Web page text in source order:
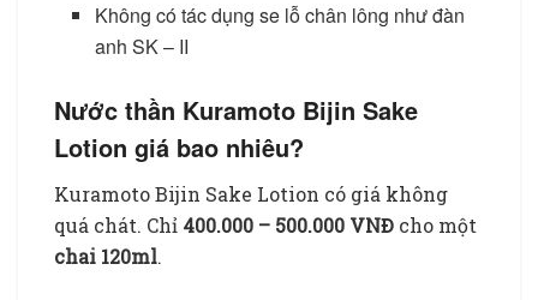
Không có tác dụng se lỗ chân lông như đàn
anh SK – II
Nước thần Kuramoto Bijin Sake
Lotion giá bao nhiêu?
Kuramoto Bijin Sake Lotion có giá không
quá chát. Chỉ 400.000 – 500.000 VNĐ cho một
chai 120ml.